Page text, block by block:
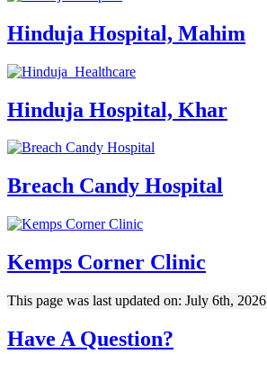
Hinduja Hospital, Mahim
Hinduja Hospital, Khar
Breach Candy Hospital
Kemps Corner Clinic
This page was last updated on: July 6th, 2026
Have A Question?